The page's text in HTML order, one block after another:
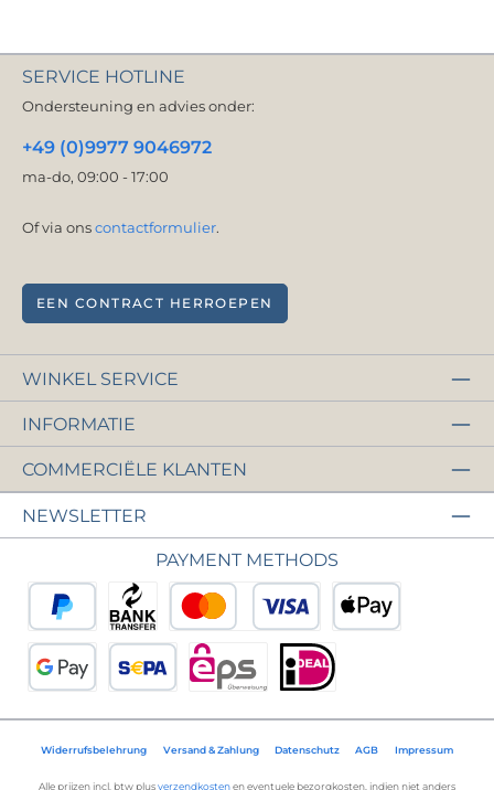
SERVICE HOTLINE
Ondersteuning en advies onder:
+49 (0)9977 9046972
ma-do, 09:00 - 17:00
Of via ons contactformulier.
EEN CONTRACT HERROEPEN
WINKEL SERVICE
INFORMATIE
COMMERCIËLE KLANTEN
NEWSLETTER
PAYMENT METHODS
Widerrufsbelehrung Versand & Zahlung Datenschutz AGB Impressum
Alle prijzen incl. btw plusverzendkostenen eventuele bezorgkosten, indien niet anders